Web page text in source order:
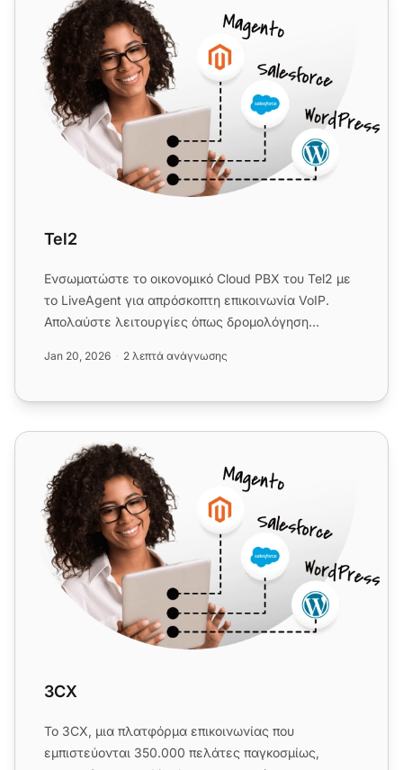
Tel2
Ενσωματώστε το οικονομικό Cloud PBX του Tel2 με
το LiveAgent για απρόσκοπτη επικοινωνία VoIP.
Απολαύστε λειτουργίες όπως δρομολόγηση
Jan 20, 2026 2 λεπτά ανάγνωσης
3CX
3CX
Το 3CX, μια πλατφόρμα επικοινωνίας που
εμπιστεύονται 350.000 πελάτες παγκοσμίως,